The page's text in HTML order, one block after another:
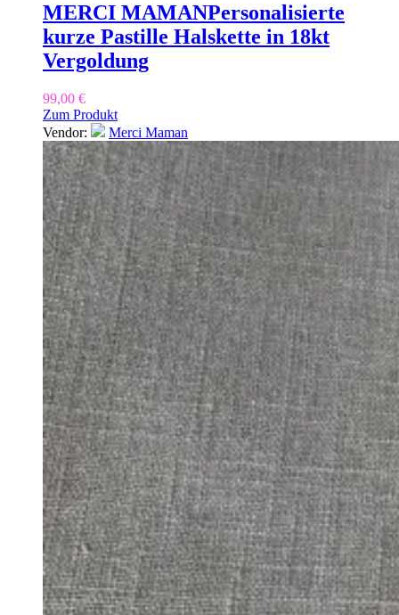
MERCI MAMANPersonalisierte
kurze Pastille Halskette in 18kt
Vergoldung
99,00 €
Zum Produkt
Vendor:
Merci Maman